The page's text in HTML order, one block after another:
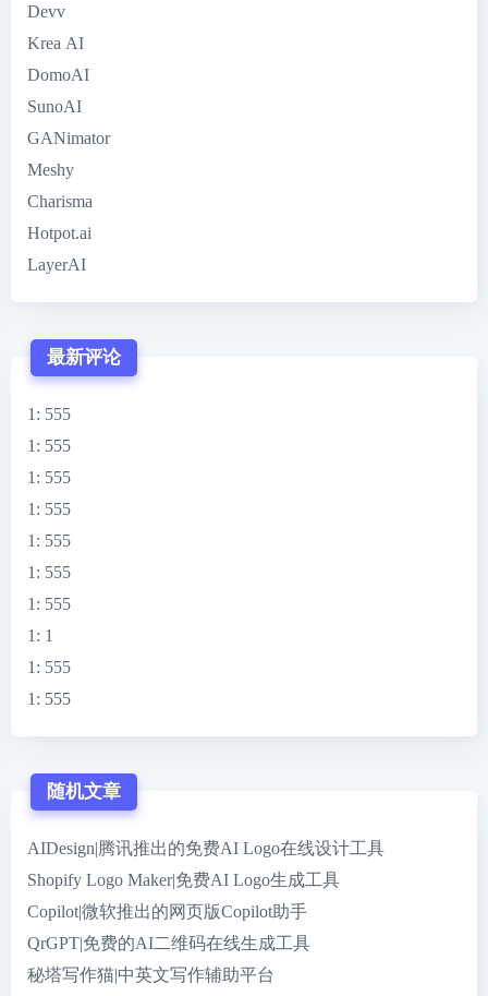
Devv
Krea AI
DomoAI
SunoAI
GANimator
Meshy
Charisma
Hotpot.ai
LayerAI
最新评论
1 : 555
1 : 555
1 : 555
1 : 555
1 : 555
1 : 555
1 : 555
1 : 1
1 : 555
1 : 555
随机文章
AIDesign|腾讯推出的免费AI Logo在线设计工具
Shopify Logo Maker|免费AI Logo生成工具
Copilot|微软推出的网页版Copilot助手
QrGPT|免费的AI二维码在线生成工具
秘塔写作猫|中英文写作辅助平台